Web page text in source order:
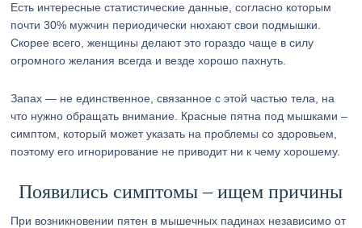
Есть интересные статистические данные, согласно которым
почти 30% мужчин периодически нюхают свои подмышки.
Скорее всего, женщины делают это гораздо чаще в силу
огромного желания всегда и везде хорошо пахнуть.
Запах — не единственное, связанное с этой частью тела, на
что нужно обращать внимание. Красные пятна под мышками –
симптом, который может указать на проблемы со здоровьем,
поэтому его игнорирование не приводит ни к чему хорошему.
Появились симптомы – ищем причины
При возникновении пятен в мышечных падинах независимо от